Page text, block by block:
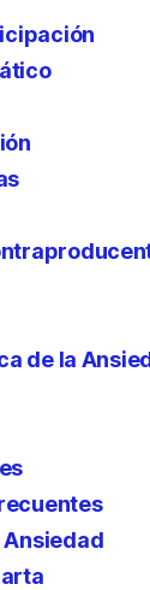
de la
Ansiedad